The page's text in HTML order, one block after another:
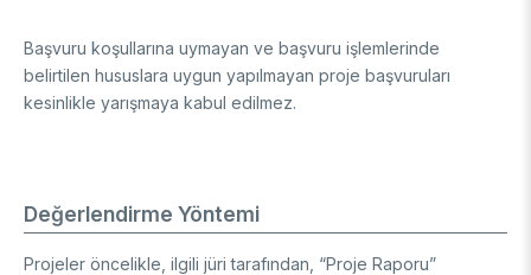
Başvuru koşullarına uymayan ve başvuru işlemlerinde
belirtilen hususlara uygun yapılmayan proje başvuruları
kesinlikle yarışmaya kabul edilmez.
Değerlendirme Yöntemi
Projeler öncelikle, ilgili jüri tarafından, “Proje Raporu”